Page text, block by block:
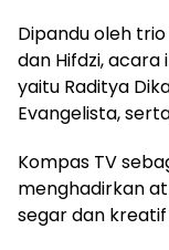
Dipandu oleh trio
dan Hifdzi, acara
yaitu Raditya
Evangelista,
Kompas TV
menghadirkan
segar dan